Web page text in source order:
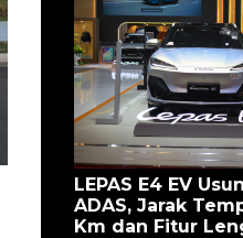
LEPAS E4 EV
ADAS, Jarak
Km dan Fitur